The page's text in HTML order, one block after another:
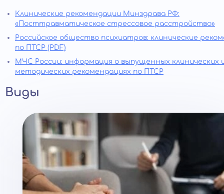
Клинические рекомендации Минздрава РФ:
«Посттравматическое стрессовое расстройство»
Российское общество психиатров: клинические
по ПТСР (PDF)
МЧС России: информация о выпущенных клинических
методических рекомендациях по ПТСР
Виды